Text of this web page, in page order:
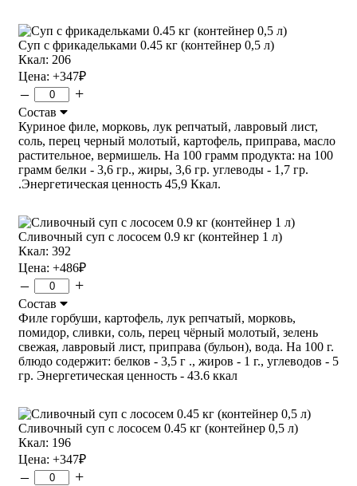
Суп с фрикадельками 0.45 кг (контейнер 0,5 л)
Ккал: 206
Цена: +347₽
– +
Состав
Куриное филе, морковь, лук репчатый, лавровый лист,
соль, перец черный молотый, картофель, приправа, масло
растительное, вермишель. На 100 грамм продукта: на 100
грамм белки - 3,6 гр., жиры, 3,6 гр. углеводы - 1,7 гр.
.Энергетическая ценность 45,9 Ккал.
Сливочный суп с лососем 0.9 кг (контейнер 1 л)
Ккал: 392
Цена: +486₽
– +
Состав
Филе горбуши, картофель, лук репчатый, морковь,
помидор, сливки, соль, перец чёрный молотый, зелень
свежая, лавровый лист, приправа (бульон), вода. На 100 г.
блюдо содержит: белков - 3,5 г ., жиров - 1 г., углеводов - 5
гр. Энергетическая ценность - 43.6 ккал
Сливочный суп с лососем 0.45 кг (контейнер 0,5 л)
Ккал: 196
Цена: +347₽
– +